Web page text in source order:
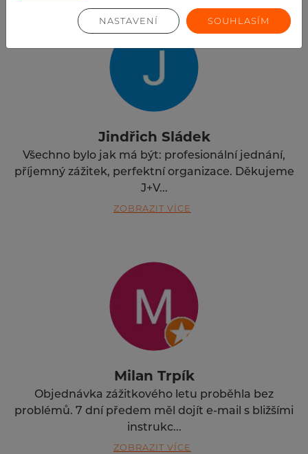
Jindřich Sládek
Všechno bylo jak má být: profesionální jednání,
příjemný zážitek, perfektní organizace. Děkujeme
J+V...
ZOBRAZIT VÍCE
Milan Trpík
Objednávka zážitkového letu proběhla bez
problémů. 7 dní předem měl dojít e-mail s bližšími
instrukc...
ZOBRAZIT VÍCE
NASTAVENÍ SOUHLASÍM